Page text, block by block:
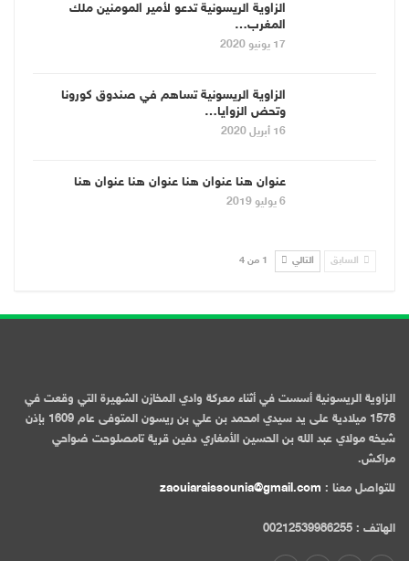
الزاوية الريسونية تدعو لأمير المومنين ملك
المغرب…
17 يونيو 2020
الزاوية الريسونية تساهم في صندوق كورونا
وتحض الزوايا…
16 أبريل 2020
عنوان هنا عنوان هنا عنوان هنا عنوان هنا
6 يوليو 2019
السابق التالي 1 من 4
الزاوية الريسونية أسست في أثناء معركة وادي المخازن الشهيرة التي وقعت في
1578 ميلادية على يد سيدي امحمد بن علي بن ريسون المتوفى عام 1609 بإذن
شيخه مولاي عبد الله بن الحسين الأمغاري دفين قرية تامصلوحت ضواحي
مراكش.
للتواصل معنا : zaouiaraissounia@gmail.com
الهاتف : 00212539986255